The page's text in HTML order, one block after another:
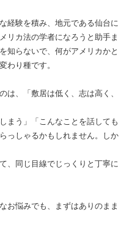
経験を積み、地元である仙台に
リカ法の学者になろうと助手ま
知らないで、何がアメリカかと
わり種です。
は、「敷居は低く、志は高く、
まう」「こんなことを話しても
っしゃるかもしれません。しか
、同じ目線でじっくりと丁寧に
お悩みでも、まずはありのまま